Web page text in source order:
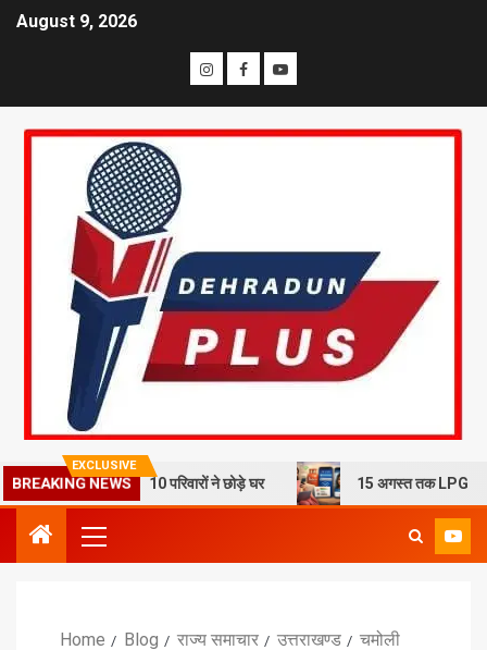
August 9, 2026
EXCLUSIVE
BREAKING NEWS
से दहशत, 10 परिवारों ने छोड़े घर 15 अगस्त तक LPG कनेक्शन की e-
Home Blog राज्य समाचार उत्तराखण्ड चमोली